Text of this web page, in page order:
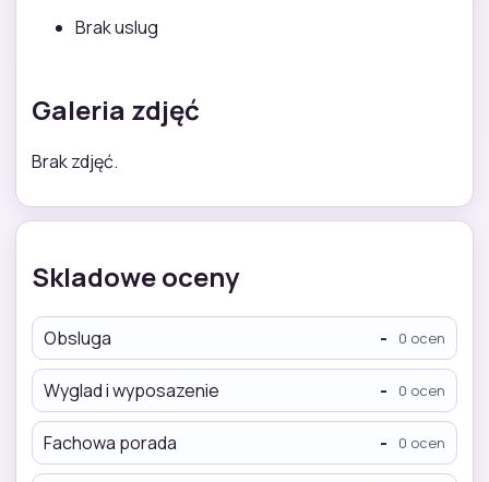
Brak uslug
Galeria zdjęć
Brak zdjęć.
Skladowe oceny
Obsluga - 0 ocen
Wyglad i wyposazenie - 0 ocen
Fachowa porada - 0 ocen